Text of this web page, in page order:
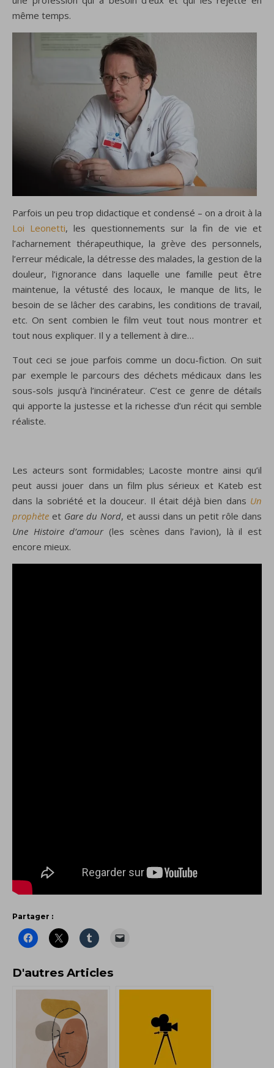
même temps.
Parfois un peu trop didactique et condensé – on a droit à la
Loi Leonetti, les questionnements sur la fin de vie et
l’acharnement thérapeuthique, la grève des personnels,
l’erreur médicale, la détresse des malades, la gestion de la
douleur, l’ignorance dans laquelle une famille peut être
maintenue, la vétusté des locaux, le manque de lits, le
besoin de se lâcher des carabins, les conditions de travail,
etc. On sent combien le film veut tout nous montrer et
tout nous expliquer. Il y a tellement à dire…
Tout ceci se joue parfois comme un docu-fiction. On suit
par exemple le parcours des déchets médicaux dans les
sous-sols jusqu’à l’incinérateur. C’est ce genre de détails
qui apporte la justesse et la richesse d’un récit qui semble
réaliste.
Les acteurs sont formidables; Lacoste montre ainsi qu’il
peut aussi jouer dans un film plus sérieux et Kateb est
dans la sobriété et la douceur. Il était déjà bien dans Un
prophète et Gare du Nord, et aussi dans un petit rôle dans
Une Histoire d’amour(les scènes dans l’avion), là il est
encore mieux.
Partager :
D'autres Articles